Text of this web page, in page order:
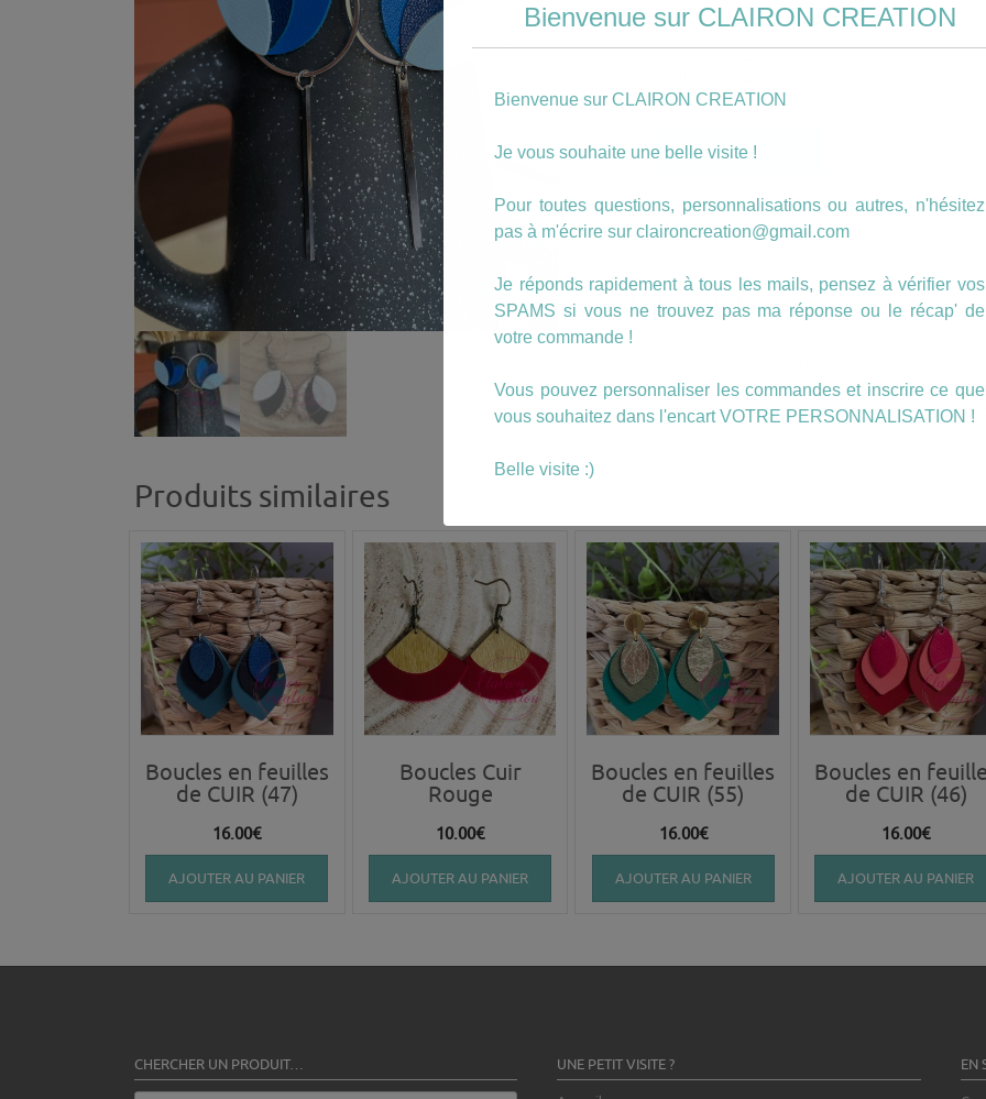
personnalisation
de
en
CUIR
Argentées
Ajouter au panier
Catégorie :Cuirs
Étiquette :cuir
Description
Des boucles un peu plus longues pour un côté encore plus
Produits similaires
Boucles en feuilles
de CUIR (47)
16.00€
AJOUTER AU PANIER
Boucles Cuir
Rouge
10.00€
AJOUTER AU PANIER
Boucles en feuilles
de CUIR (55)
16.00€
AJOUTER AU PANIER
Boucles en
de CUIR (46)
16.00€
AJOUTER AU PANIER
CHERCHER UN PRODUIT… UNE PETIT VISITE ? EN
Bienvenue sur CLAIRON CREATION
Bienvenue sur CLAIRON CREATION
Je vous souhaite une belle visite !
Pour toutes questions, personnalisations ou autres, n'hésitez
pas à m'écrire sur claironcreation@gmail.com
Je réponds rapidement à tous les mails, pensez à vérifier vos
SPAMS si vous ne trouvez pas ma réponse ou le récap' de
votre commande !
Vous pouvez personnaliser les commandes et inscrire ce que
vous souhaitez dans l'encart VOTRE PERSONNALISATION !
Belle visite :)